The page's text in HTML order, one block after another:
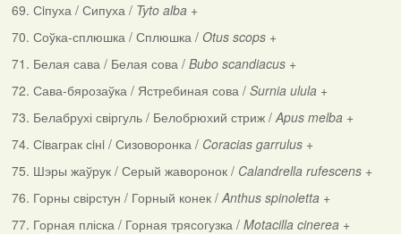
69. Сiпуха / Сипуха / Tyto alba+
70. Соўка-сплюшка / Сплюшка / Otus scops+
71. Белая сава / Белая сова / Bubo scandiacus+
72. Сава-бярозаўка / Ястребиная сова / Surnia ulula+
73. Белабрухі свіргуль / Белобрюхий стриж /Apus melba+
74. Сiваграк сiнi / Сизоворонка / Coracias garrulus+
75. Шэры жаўрук / Серый жаворонок / Calandrella rufescens+
76. Горны свірстун / Горный конек /Anthus spinoletta+
77. Горная пліска / Горная трясогузка / Motacilla cinerea+